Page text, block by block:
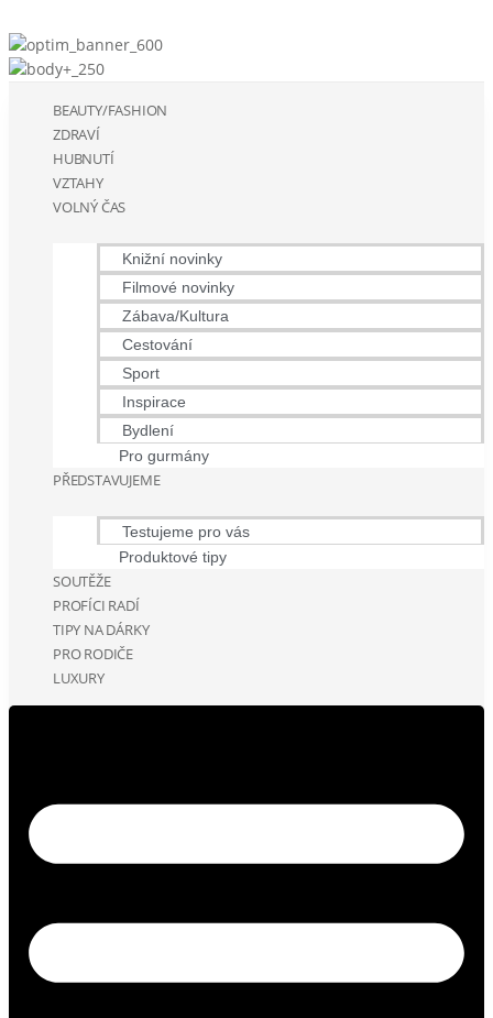
BEAUTY/FASHION
ZDRAVÍ
HUBNUTÍ
VZTAHY
VOLNÝ ČAS
Knižní novinky
Filmové novinky
Zábava/Kultura
Cestování
Sport
Inspirace
Bydlení
Pro gurmány
PŘEDSTAVUJEME
Testujeme pro vás
Produktové tipy
SOUTĚŽE
PROFÍCI RADÍ
TIPY NA DÁRKY
PRO RODIČE
LUXURY